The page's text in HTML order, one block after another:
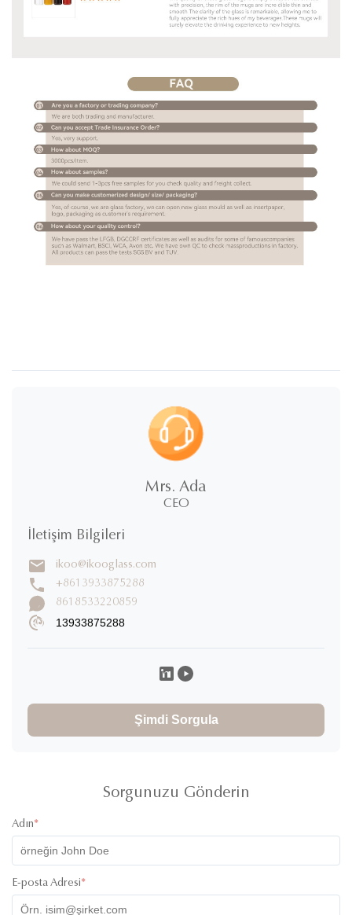
Mrs. Ada
CEO
İletişim Bilgileri
ikoo@ikooglass.com
+8613933875288
8618533220859
13933875288
Şimdi Sorgula
Sorgunuzu Gönderin
Adın*
E-posta Adresi*